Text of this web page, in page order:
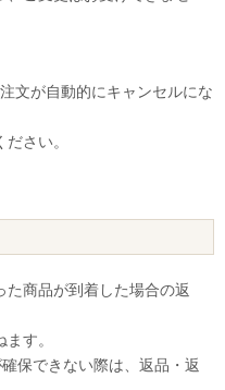
文が自動的にキャンセルにな
さい。
た商品が到着した場合の返
す。
保できない際は、返品・返